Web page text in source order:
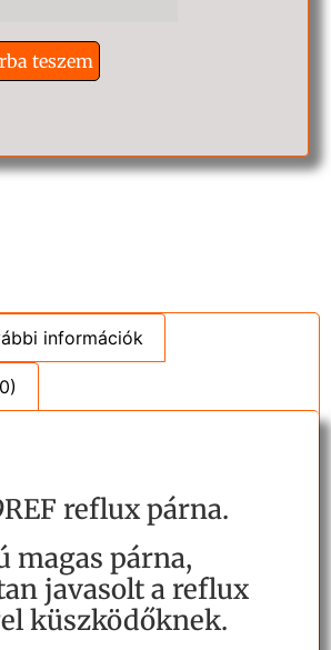
teszem
információk
reflux párna.
magas párna,
javasolt a reflux
küszködőknek.